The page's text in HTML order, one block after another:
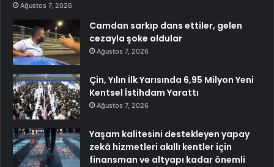
Ağustos 7, 2026
Camdan sarkıp dans ettiler, gelen
cezayla şoke oldular
Ağustos 7, 2026
Çin, Yılın İlk Yarısında 6,95 Milyon Yeni
Kentsel İstihdam Yarattı
Ağustos 7, 2026
Yaşam kalitesini destekleyen yapay
zekâ hizmetleri akıllı kentler için
finansman ve altyapı kadar önemli